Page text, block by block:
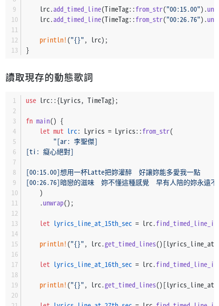
    lrc.
add_timed_line(TimeTag::from_str("00:15.00").
    lrc.
add_timed_line(TimeTag::from_str("00:26.76").
println! ("{}", lrc);
}
讀取現存的動態歌詞
use lrc::{Lyrics, TimeTag};
fn main() {
let mut lrc: Lyrics = Lyrics::from_str(
"[ar: 李聖傑]
[ti: 癡心絕對]
[00:15.00]想用一杯Latte把妳灌醉　好讓妳能多愛我一點
[00:26.76]暗戀的滋味　妳不懂這種感覺　早有人陪的妳永遠
    )
    .
unwrap();
let lyrics_line_at_15th_sec = lrc.
println! ("{}", lrc.get_timed_lines
let lyrics_line_at_16th_sec = lrc.
println! ("{}", lrc.get_timed_lines